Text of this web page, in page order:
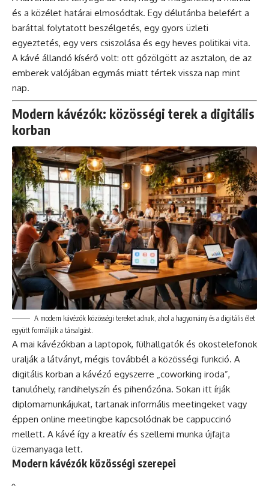
és a közélet határai elmosódtak. Egy délutánba belefért a
baráttal folytatott beszélgetés, egy gyors üzleti
egyeztetés, egy vers csiszolása és egy heves politikai vita.
A kávé állandó kísérő volt: ott gőzölgött az asztalon, de az
emberek valójában egymás miatt tértek vissza nap mint
nap.
Modern kávézók: közösségi terek a digitális
korban
A modern kávézók közösségi tereket adnak, ahol a hagyomány és a digitális élet
együtt formálják a társalgást.
A mai kávézókban a laptopok, fülhallgatók és okostelefonok
uralják a látványt, mégis továbbél a közösségi funkció. A
digitális korban a kávézó egyszerre „coworking iroda”,
tanulóhely, randihelyszín és pihenőzóna. Sokan itt írják
diplomamunkájukat, tartanak informális meetingeket vagy
éppen online meetingbe kapcsolódnak be cappuccinó
mellett. A kávé így a kreatív és szellemi munka újfajta
üzemanyaga lett.
Modern kávézók közösségi szerepei